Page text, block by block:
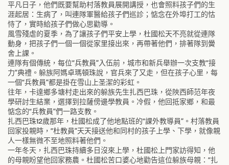
平凡日子，他們既要幫助村落教員展開講授，也會照料孩子們的生
涯起居：生病了，叫連隊軍醫給孩子們巡診；惦念在外埠打工的怙
恃了，實時給孩子們做心思勸導。
風雪殘虐的夏季，為了讓孩子們平安上學，杜國松天不亮就從連隊
動身，把孩子們一個一個從家里接出來，再帶著他們，排著隊到黌
舍上課。
連隊有個傳統，每位“兵教員”入伍前，城市和新兵舉辦一次支教“接
力”典禮。躲族阿媽卓瑪頓珠說，官兵來了又走，但在孩子心里，每
一個“兵教員”都是掛在雪山上圣潔的彩虹。
往年，卡達鄉多塘村走出來的躲族先生扎西巴珠，從陜西師范年夜
學研討生結業，選擇到拉薩傍邊學教員。冷假，他回抵家鄉，和最
惦念的“兵教員”們一路支教。
扎西巴珠12歲那年，杜國松成了他地點班的“課外教導員”。村落教員
回家投親時，“杜教員”天天接送他和同村的孩子上學、下學，就像親
人一樣無微不至地照料著他們。
一年冬天，扎西巴珠持續多日沒來上學，杜國松上門家訪得知，他
的母親盼望他回家務農。杜國松苦口婆心地勸告這位躲族母親：“扎